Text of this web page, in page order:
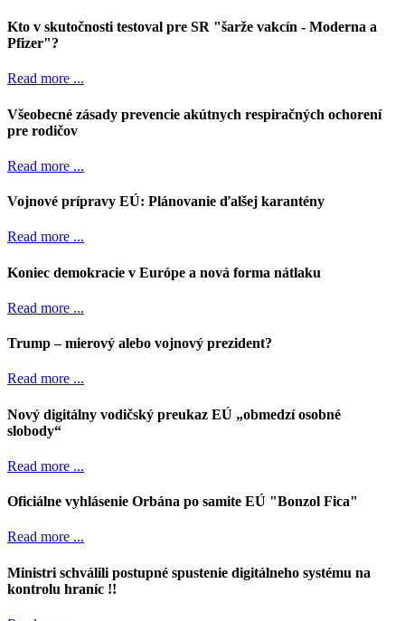
Kto v skutočnosti testoval pre SR "šarže vakcín - Moderna a
Pfizer"?
Read more ...
Všeobecné zásady prevencie akútnych respiračných ochorení
pre rodičov
Read more ...
Vojnové prípravy EÚ: Plánovanie ďalšej karantény
Read more ...
Koniec demokracie v Európe a nová forma nátlaku
Read more ...
Trump – mierový alebo vojnový prezident?
Read more ...
Nový digitálny vodičský preukaz EÚ „obmedzí osobné
slobody“
Read more ...
Oficiálne vyhlásenie Orbána po samite EÚ "Bonzol Fica"
Read more ...
Ministri schválili postupné spustenie digitálneho systému na
kontrolu hraníc !!